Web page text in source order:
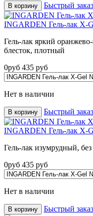
В корзину Быстрый заказ
INGARDEN Гель-лак X-
Гель-лак яркий
блесток, плотный
0руб 435 руб
Нет в наличии
В корзину Быстрый заказ
INGARDEN Гель-лак X-
Гель-лак изумрудный,
0руб 435 руб
Нет в наличии
В корзину Быстрый заказ